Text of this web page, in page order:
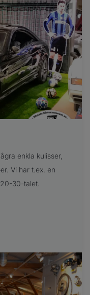
enkla kulisser,
Vi har t.ex. en
30-talet.